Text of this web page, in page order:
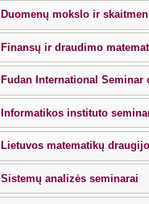
Duomenų mokslo ir
Finansų ir draudimo
Fudan International
Informatikos instituto
Lietuvos matematikų
Sistemų analizės seminarai